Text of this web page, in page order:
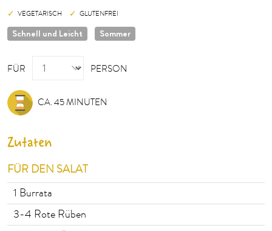
VEGETARISCH GLUTENFREI
Schnell und Leicht Sommer
FÜR
PERSON
PERSON
CA. 45 MINUTEN
Zutaten
FÜR DEN SALAT
1 Burrata
3-4 Rote Rüben